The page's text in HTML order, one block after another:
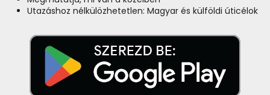
Utazáshoz nélkülözhetetlen: Magyar és külföldi úticélok